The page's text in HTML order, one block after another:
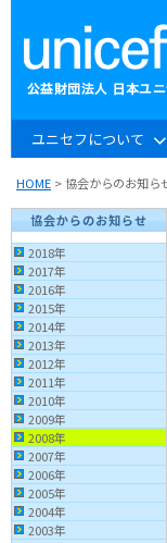
ユニセフについて
HOME > 協会からのお知ら
協会からのお知らせ
2018年
2017年
2016年
2015年
2014年
2013年
2012年
2011年
2010年
2009年
2008年
2007年
2006年
2005年
2004年
2003年